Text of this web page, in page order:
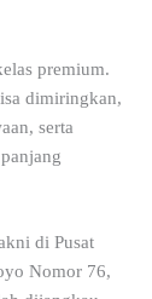
premium.
dimiringkan,
serta
di Pusat
Nomor 76,